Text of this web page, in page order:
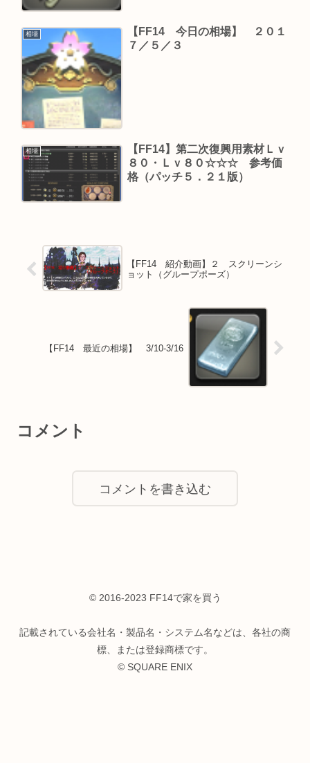
相場
【FF14 今日の相場】 ２０１
７／５／３
相場
【FF14】第二次復興用素材Ｌｖ
８０・Ｌｖ８０☆☆☆ 参考価
格（パッチ５．２１版）
【FF14 紹介動画】２ スクリーンシ
ョット（グループポーズ）
【FF14 最近の相場】 3/10-3/16
コメント
コメントを書き込む
© 2016-2023 FF14で家を買う
記載されている会社名・製品名・システム名などは、各社の商
標、または登録商標です。
© SQUARE ENIX